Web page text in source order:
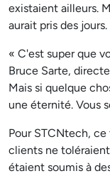
existaient ailleurs.
aurait pris des jours.
« C'est super que
Bruce Sarte,
Mais si quelque
une éternité. Vous
Pour STCNtech,
clients ne
étaient soumis à